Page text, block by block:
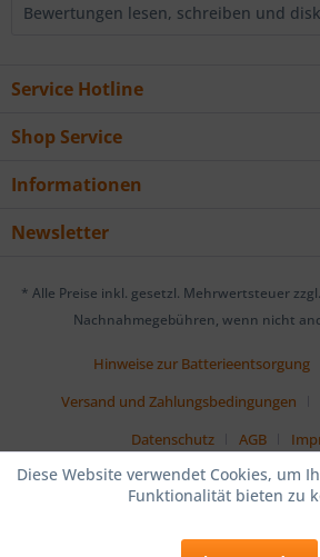
Bewertungen lesen, schreiben und
Service Hotline
Shop Service
Informationen
Newsletter
* Alle Preise inkl. gesetzl. Mehrwertsteuer zzgl.
Nachnahmegebühren, wenn nicht
Hinweise zur Batterieentsorgung
Versand und Zahlungsbedingungen
Datenschutz
AGB
Diese Website verwendet Cookies, um
Funktionalität bieten zu